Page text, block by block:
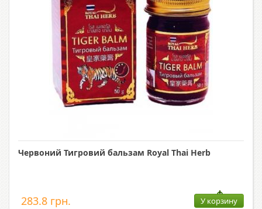
Червоний Тигровий бальзам Royal Thai Herb
283.8 грн. У корзину